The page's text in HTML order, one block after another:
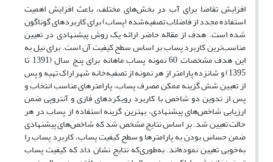
افزایش تقاضا برای آب در بخش‌های مختلف، باعث افزایش اهمیت
استفاده مجدد از فاضلاب تصفیه‌شده (پساب) برای کاربردهای گوناگون
شده است. هدف از مقاله حاضر ارائه یک روش پیشنهادی در تعیین
مناسب‌ترین کاربرد پساب بر اساس سطح کیفیت آن است. برای نیل به
این هدف مشخصات 60 نمونه پساب ماهانه برای پنج سال (1391 تا
1395) و شانزده پارامتر از هر نمونه از تصفیه‌خانه شهر اراک تهیه و پس
از تعیین شش گزینه ممکن مصرف پساب، پارامترهای مناسب انتخاب و
پس از تدوین دو شاخص با کاربرد رویکردهای فازی و آنتروپی ضمن
ارزیابی شاخص‌های پیشنهادی، بهترین گزینه استفاده از پساب در هر
حالت تعیین شد. بر اساس نتایج مشخص شد که شاخص‌های پیشنهادی
ضمن حساس بودن به پارامترها و سطح کیفیت پساب، کاربرد پساب را
به‌خوبی تعیین نموده‌اند. به‌طوری‌که نتایج نشان داد که کیفیت پساب